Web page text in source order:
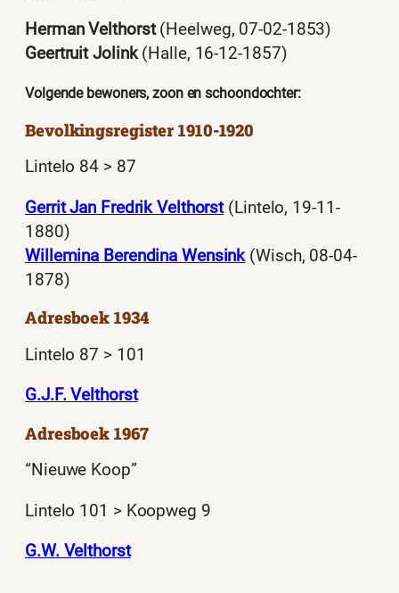
Herman Velthorst(Heelweg, 07-02-1853)
Geertruit Jolink(Halle, 16-12-1857)
Volgende bewoners, zoon en schoondochter:
Bevolkingsregister 1910-1920
Lintelo 84 > 87
Gerrit Jan Fredrik Velthorst(Lintelo, 19-11-
1880)
Willemina Berendina Wensink(Wisch, 08-04-
1878)
Adresboek 1934
Lintelo 87 > 101
G.J.F. Velthorst
Adresboek 1967
“Nieuwe Koop”
Lintelo 101 > Koopweg 9
G.W. Velthorst